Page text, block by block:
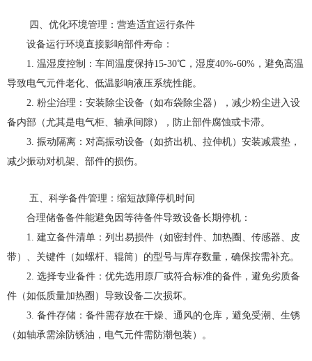
四、优化环境管理：营造适宜运行条件
设备运行环境直接影响部件寿命：
1. 温湿度控制：车间温度保持15-30℃，湿度40%-60%，避免高温
导致电气元件老化、低温影响液压系统性能。
2. 粉尘治理：安装除尘设备（如布袋除尘器），减少粉尘进入设
备内部（尤其是电气柜、轴承间隙），防止部件腐蚀或卡滞。
3. 振动隔离：对高振动设备（如挤出机、拉伸机）安装减震垫，
减少振动对机架、部件的损伤。
五、科学备件管理：缩短故障停机时间
合理储备备件能避免因等待备件导致设备长期停机：
1. 建立备件清单：列出易损件（如密封件、加热圈、传感器、皮
带）、关键件（如螺杆、辊筒）的型号与库存数量，确保按需补充。
2. 选择专业备件：优先选用原厂或符合标准的备件，避免劣质备
件（如低质量加热圈）导致设备二次损坏。
3. 备件存储：备件需存放在干燥、通风的仓库，避免受潮、生锈
（如轴承需涂防锈油，电气元件需防潮包装）。